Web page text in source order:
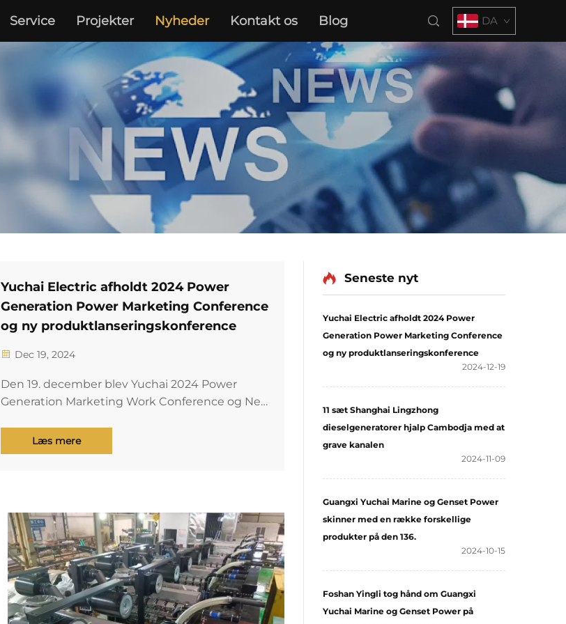
Service Projekter Nyheder Kontakt os Blog DA
Yuchai Electric afholdt 2024 Power
Generation Power Marketing Conference
og ny produktlanseringskonference
Dec 19, 2024
Den 19. december blev Yuchai 2024 Power
Generation Marketing Work Conference og New
Shaanxi-provinsen. Yuchai Stock Division Senior
Vice President, Yuchai skib elektrisk
Læs mere
Seneste nyt
Yuchai Electric afholdt 2024 Power
Generation Power Marketing Conference
og ny produktlanseringskonference
2024-12-19
11 sæt Shanghai Lingzhong
dieselgeneratorer hjalp Cambodja med at
grave kanalen
2024-11-09
Guangxi Yuchai Marine og Genset Power
skinner med en række forskellige
produkter på den 136.
2024-10-15
Foshan Yingli tog hånd om Guangxi
Yuchai Marine og Genset Power på